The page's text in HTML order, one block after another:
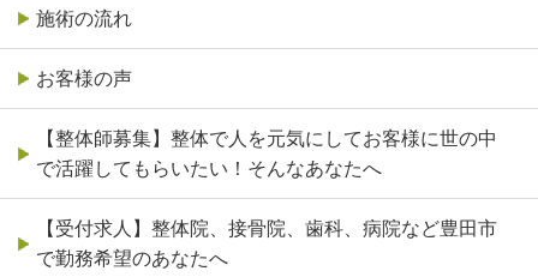
施術の流れ
お客様の声
【整体師募集】整体で人を元気にしてお客様に世の中
で活躍してもらいたい！そんなあなたへ
【受付求人】整体院、接骨院、歯科、病院など豊田市
で勤務希望のあなたへ